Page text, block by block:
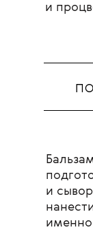
и
и
именно